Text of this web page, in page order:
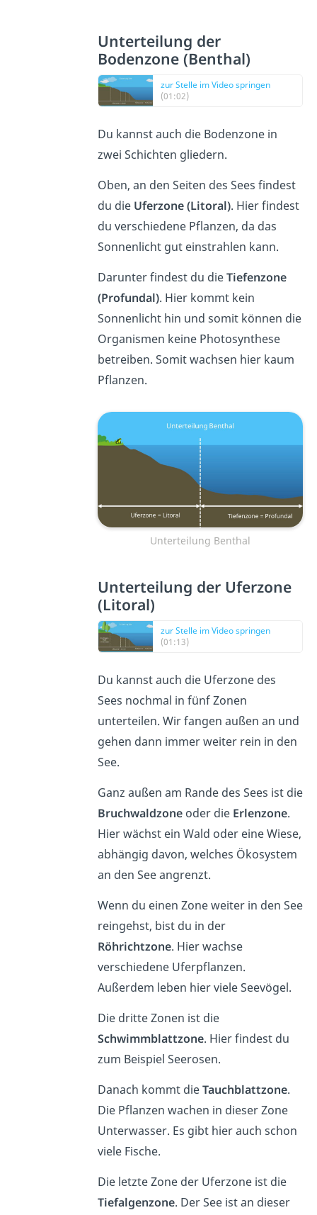
Unterteilung der
Bodenzone (Benthal)
zur Stelle im Video springen
(01:02)
Du kannst auch die Bodenzone in
zwei Schichten gliedern.
Oben, an den Seiten des Sees findest
du die Uferzone (Litoral). Hier findest
du verschiedene Pflanzen, da das
Sonnenlicht gut einstrahlen kann.
Darunter findest du dieTiefenzone
(Profundal). Hier kommt kein
Sonnenlicht hin und somit können die
Organismen keine Photosynthese
betreiben. Somit wachsen hier kaum
Pflanzen.
Unterteilung Benthal
Unterteilung der Uferzone
(Litoral)
zur Stelle im Video springen
(01:13)
Du kannst auch die Uferzone des
Sees nochmal in fünf Zonen
unterteilen. Wir fangen außen an und
gehen dann immer weiter rein in den
See.
Ganz außen am Rande des Sees ist die
Bruchwaldzone oder die Erlenzone.
Hier wächst ein Wald oder eine Wiese,
abhängig davon, welches Ökosystem
an den See angrenzt.
Wenn du einen Zone weiter in den See
reingehst, bist du in der
Röhrichtzone. Hier wachse
verschiedene Uferpflanzen.
Außerdem leben hier viele Seevögel.
Die dritte Zonen ist die
Schwimmblattzone. Hier findest du
zum Beispiel Seerosen.
Danach kommt dieTauchblattzone.
Die Pflanzen wachen in dieser Zone
Unterwasser. Es gibt hier auch schon
viele Fische.
Die letzte Zone der Uferzone ist die
Tiefalgenzone. Der See ist an dieser